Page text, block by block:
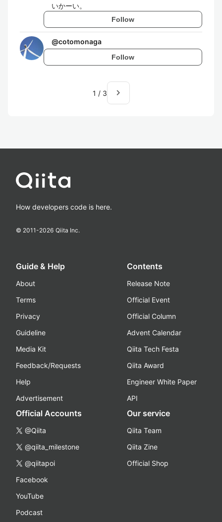
いかーい。
Follow
@cotomonaga
Follow
1 / 3 navigate_next
How developers code is here.
© 2011-2026 Qiita Inc.
Guide & Help
About
Terms
Privacy
Guideline
Media Kit
Feedback/Requests
Help
Advertisement
Contents
Release Note
Official Event
Official Column
Advent Calendar
Qiita Tech Festa
Qiita Award
Engineer White Paper
API
Official Accounts
@Qiita
@qiita_milestone
@qiitapoi
Facebook
YouTube
Podcast
Our service
Qiita Team
Qiita Zine
Official Shop